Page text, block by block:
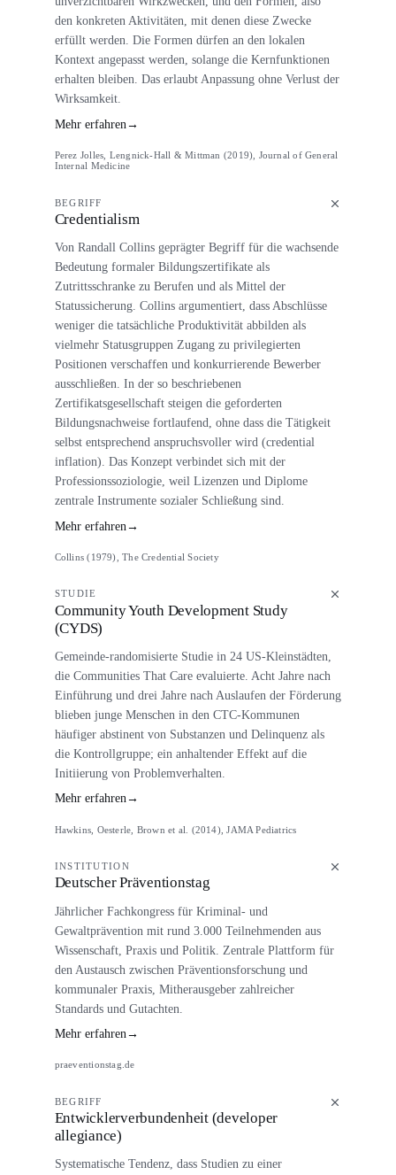
den konkreten Aktivitäten, mit denen diese Zwecke
erfüllt werden. Die Formen dürfen an den lokalen
Kontext angepasst werden, solange die Kernfunktionen
erhalten bleiben. Das erlaubt Anpassung ohne Verlust der
Wirksamkeit.
Mehr erfahren →
Perez Jolles, Lengnick-Hall & Mittman (2019), Journal of General
Internal Medicine
BEGRIFF
Credentialism
Von Randall Collins geprägter Begriff für die wachsende
Bedeutung formaler Bildungszertifikate als
Zutrittsschranke zu Berufen und als Mittel der
Statussicherung. Collins argumentiert, dass Abschlüsse
weniger die tatsächliche Produktivität abbilden als
vielmehr Statusgruppen Zugang zu privilegierten
Positionen verschaffen und konkurrierende Bewerber
ausschließen. In der so beschriebenen
Zertifikatsgesellschaft steigen die geforderten
Bildungsnachweise fortlaufend, ohne dass die Tätigkeit
selbst entsprechend anspruchsvoller wird (credential
inflation). Das Konzept verbindet sich mit der
Professionssoziologie, weil Lizenzen und Diplome
zentrale Instrumente sozialer Schließung sind.
Mehr erfahren →
Collins (1979), The Credential Society
STUDIE
Community Youth Development Study
(CYDS)
Gemeinde-randomisierte Studie in 24 US-Kleinstädten,
die Communities That Care evaluierte. Acht Jahre nach
Einführung und drei Jahre nach Auslaufen der Förderung
blieben junge Menschen in den CTC-Kommunen
häufiger abstinent von Substanzen und Delinquenz als
die Kontrollgruppe; ein anhaltender Effekt auf die
Initiierung von Problemverhalten.
Mehr erfahren→
Hawkins, Oesterle, Brown et al. (2014), JAMA Pediatrics
INSTITUTION
Deutscher Präventionstag
Jährlicher Fachkongress für Kriminal- und
Gewaltprävention mit rund 3.000 Teilnehmenden aus
Wissenschaft, Praxis und Politik. Zentrale Plattform für
den Austausch zwischen Präventionsforschung und
kommunaler Praxis, Mitherausgeber zahlreicher
Standards und Gutachten.
Mehr erfahren→
praeventionstag.de
BEGRIFF
Entwicklerverbundenheit (developer
allegiance)
Systematische Tendenz, dass Studien zu einer